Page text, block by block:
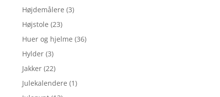
Højdemålere (3)
Højstole (23)
Huer og hjelme (36)
Hylder (3)
Jakker (22)
Julekalendere (1)